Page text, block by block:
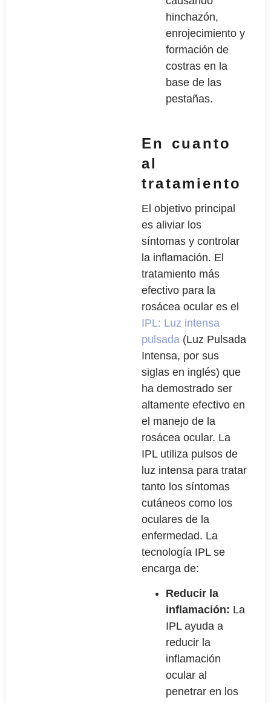
hinchazón,
enrojecimiento y
formación de
costras en la
base de las
pestañas.
En cuanto
al
tratamiento
El objetivo principal
es aliviar los
síntomas y controlar
la inflamación. El
tratamiento más
efectivo para la
rosácea ocular es el
IPL: Luz intensa
pulsada (Luz Pulsada
Intensa, por sus
siglas en inglés) que
ha demostrado ser
altamente efectivo en
el manejo de la
rosácea ocular. La
IPL utiliza pulsos de
luz intensa para tratar
tanto los síntomas
cutáneos como los
oculares de la
enfermedad. La
tecnología IPL se
encarga de:
Reducir la
inflamación: La
IPL ayuda a
reducir la
inflamación
ocular al
penetrar en los